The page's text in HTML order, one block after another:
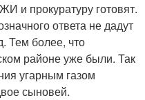
и прокуратуру готовят.
ответа не дадут
Тем более, что
районе уже были. Так
угарным газом
сыновей.